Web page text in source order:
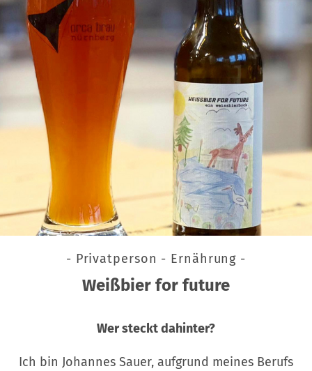
- Privatperson - Ernährung -
Weißbier for future
Wer steckt dahinter?
Ich bin Johannes Sauer, aufgrund meines Berufs